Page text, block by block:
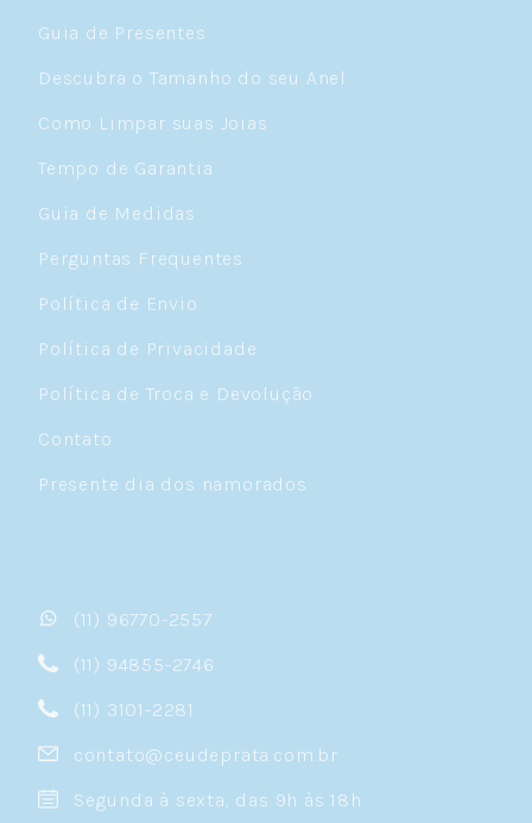
Guia de Presentes
Descubra o Tamanho do seu Anel
Como Limpar suas Joias
Tempo de Garantia
Guia de Medidas
Perguntas Frequentes
Política de Envio
Política de Privacidade
Política de Troca e Devolução
Contato
Presente dia dos namorados
(11) 96770-2557
(11) 94855-2746
(11) 3101-2281
contato@ceudeprata.com.br
Segunda à sexta, das 9h às 18h